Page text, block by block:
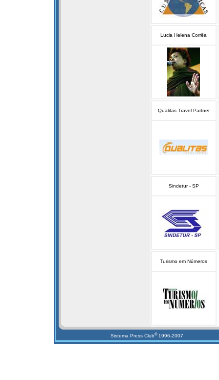
Lucia Helena Corrêa
Qualitas Travel Partner
Sindetur - SP
Turismo em Números
Sistema Press Club® 1996-2007